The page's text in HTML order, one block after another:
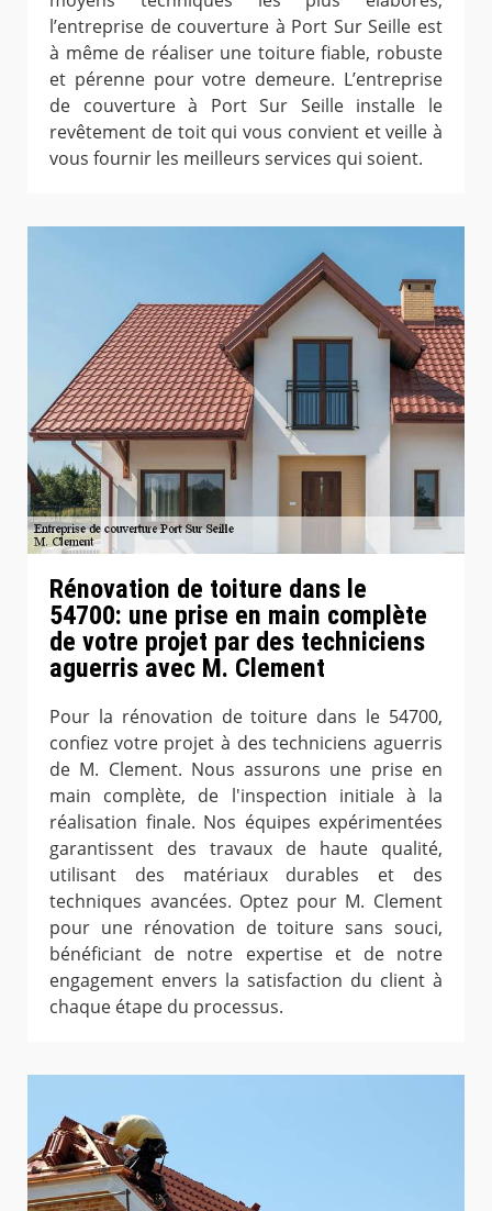
l’entreprise de couverture à Port Sur Seille est
à même de réaliser une toiture fiable, robuste
et pérenne pour votre demeure. L’entreprise
de couverture à Port Sur Seille installe le
revêtement de toit qui vous convient et veille à
vous fournir les meilleurs services qui soient.
Rénovation de toiture dans le
54700: une prise en main complète
de votre projet par des techniciens
aguerris avec M. Clement
Pour la rénovation de toiture dans le 54700,
confiez votre projet à des techniciens aguerris
de M. Clement. Nous assurons une prise en
main complète, de l'inspection initiale à la
réalisation finale. Nos équipes expérimentées
garantissent des travaux de haute qualité,
utilisant des matériaux durables et des
techniques avancées. Optez pour M. Clement
pour une rénovation de toiture sans souci,
bénéficiant de notre expertise et de notre
engagement envers la satisfaction du client à
chaque étape du processus.